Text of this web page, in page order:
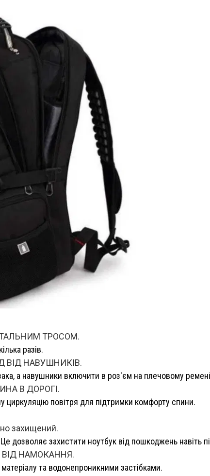
ТРОСОМ.
разів.
ВІД НАВУШНИКІВ.
а навушники включити в роз'єм на плечовому
В ДОРОГІ.
повітря для підтримки комфорту спини.
захищений.
захистити ноутбук від пошкоджень навіть
ВІД НАМОКАННЯ.
та водонепроникними застібками.